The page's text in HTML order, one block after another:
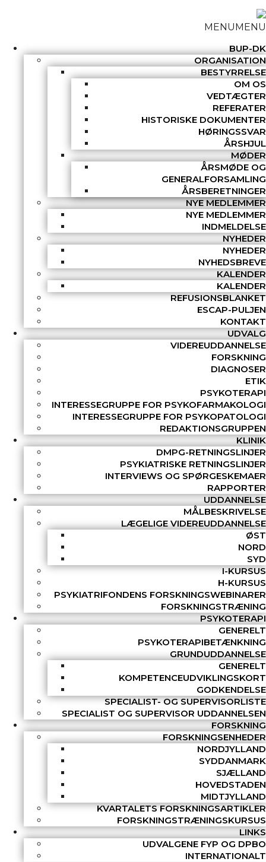
MENUMENU
BUP-DK
ORGANISATION
BESTYRRELSE
OM OS
VEDTÆGTER
REFERATER
HISTORISKE DOKUMENTER
HØRINGSSVAR
ÅRSHJUL
MØDER
ÅRSMØDE OG
GENERALFORSAMLING
ÅRSBERETNINGER
NYE MEDLEMMER
NYE MEDLEMMER
INDMELDELSE
NYHEDER
NYHEDER
NYHEDSBREVE
KALENDER
KALENDER
REFUSIONSBLANKET
ESCAP-PULJEN
KONTAKT
UDVALG
VIDEREUDDANNELSE
FORSKNING
DIAGNOSER
ETIK
PSYKOTERAPI
INTERESSEGRUPPE FOR PSYKOFARMAKOLOGI
INTERESSEGRUPPE FOR PSYKOPATOLOGI
REDAKTIONSGRUPPEN
KLINIK
DMPG-RETNINGSLINJER
PSYKIATRISKE RETNINGSLINJER
INTERVIEWS OG SPØRGESKEMAER
RAPPORTER
UDDANNELSE
MÅLBESKRIVELSE
LÆGELIGE VIDEREUDDANNELSE
ØST
NORD
SYD
I-KURSUS
H-KURSUS
PSYKIATRIFONDENS FORSKNINGSWEBINARER
FORSKNINGSTRÆNING
PSYKOTERAPI
GENERELT
PSYKOTERAPIBETÆNKNING
GRUNDUDDANNELSE
GENERELT
KOMPETENCEUDVIKLINGSKORT
GODKENDELSE
SPECIALIST- OG SUPERVISORLISTE
SPECIALIST OG SUPERVISOR UDDANNELSEN
FORSKNING
FORSKNINGSENHEDER
NORDJYLLAND
SYDDANMARK
SJÆLLAND
HOVEDSTADEN
MIDTJYLLAND
KVARTALETS FORSKNINGSARTIKLER
FORSKNINGSTRÆNINGSKURSUS
LINKS
UDVALGENE FYP OG DPBO
INTERNATIONALT